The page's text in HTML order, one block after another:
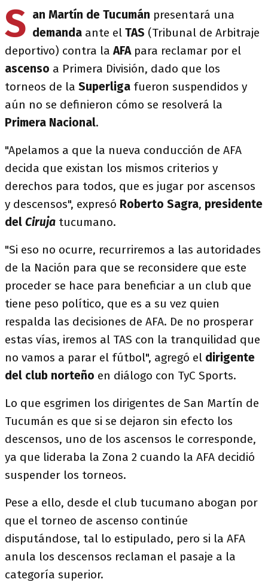
S an Martín de Tucumán presentará una
demanda ante el TAS (Tribunal de Arbitraje
deportivo) contra laAFApara reclamar por el
ascenso a Primera División, dado que los
torneos de la Superliga fueron suspendidos y
aún no se definieron cómo se resolverá la
Primera Nacional.
"Apelamos a que la nueva conducción de AFA
decida que existan los mismos criterios y
derechos para todos, que es jugar por ascensos
y descensos", expresó Roberto Sagra, presidente
del Ciruja tucumano.
"Si eso no ocurre, recurriremos a las autoridades
de la Nación para que se reconsidere que este
proceder se hace para beneficiar a un club que
tiene peso político, que es a su vez quien
respalda las decisiones de AFA. De no prosperar
estas vías, iremos al TAS con la tranquilidad que
no vamos a parar el fútbol", agregó el dirigente
del club norteño en diálogo con TyC Sports.
Lo que esgrimen los dirigentes de San Martín de
Tucumán es que si se dejaron sin efecto los
descensos, uno de los ascensos le corresponde,
ya que lideraba la Zona 2 cuando la AFA decidió
suspender los torneos.
Pese a ello, desde el club tucumano abogan por
que el torneo de ascenso continúe
disputándose, tal lo estipulado, pero si la AFA
anula los descensos reclaman el pasaje a la
categoría superior.